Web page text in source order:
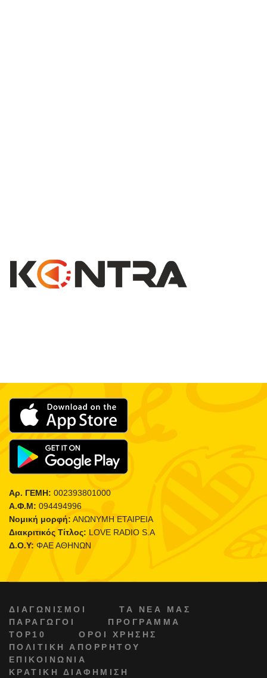
Αρ. ΓΕΜΗ: 002393801000
Α.Φ.Μ: 094494996
Νομική μορφή: ΑΝΩΝΥΜΗ ΕΤΑΙΡΕΙΑ
Διακριτικός Τίτλος: LOVE RADIO S.A
Δ.Ο.Υ: ΦΑΕ ΑΘΗΝΩΝ
ΔΙΑΓΩΝΙΣΜΟΙ
ΤΑ ΝΕΑ ΜΑΣ
ΠΑΡΑΓΩΓΟΙ
ΠΡΟΓΡΑΜΜΑ
TOP10
ΟΡΟΙ ΧΡΗΣΗΣ
ΠΟΛΙΤΙΚΗ ΑΠΟΡΡΗΤΟΥ
ΕΠΙΚΟΙΝΩΝΙΑ
ΚΡΑΤΙΚΗ ΔΙΑΦΗΜΙΣΗ